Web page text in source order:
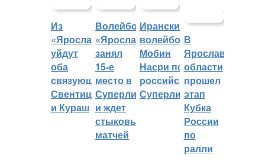
Из
«Ярославича»
уйдут
оба
связующих:
Свентицкис
и Кураш
Волейбольный
«Ярославич»
занял
15-е
место в
Суперлиге
и ждет
стыковых
матчей
Иранский
волейболист
Мобин
Насри покинет
российскую
Суперлигу
В
Ярославской
области
прошел
этап
Кубка
России
по
ралли